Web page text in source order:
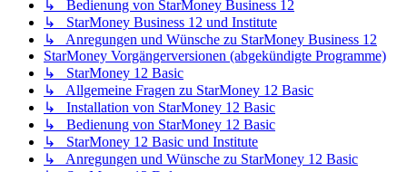
↳ Bedienung von StarMoney Business 12
↳ StarMoney Business 12 und Institute
↳ Anregungen und Wünsche zu StarMoney Business 12
StarMoney Vorgängerversionen (abgekündigte Programme)
↳ StarMoney 12 Basic
↳ Allgemeine Fragen zu StarMoney 12 Basic
↳ Installation von StarMoney 12 Basic
↳ Bedienung von StarMoney 12 Basic
↳ StarMoney 12 Basic und Institute
↳ Anregungen und Wünsche zu StarMoney 12 Basic